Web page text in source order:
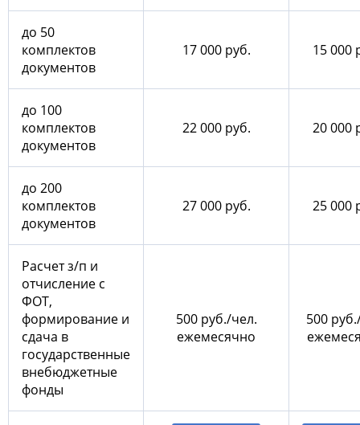
до 50
комплектов
документов
17 000 руб. 15 000
до 100
комплектов
документов
22 000 руб. 20 000
до 200
комплектов
документов
27 000 руб. 25 000
Расчет з/п и
отчисление с
ФОТ,
формирование и
сдача в
государственные
внебюджетные
фонды
500 руб./чел.
ежемесячно
500